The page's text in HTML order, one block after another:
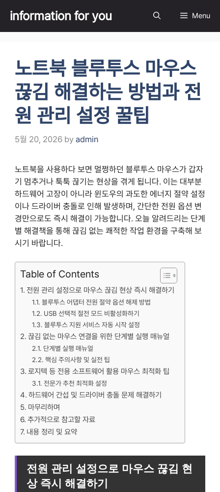
content
information for you Menu
노트북 블루투스 마우스
끊김 해결하는 방법과 전
원 관리 설정 꿀팁
5월 20, 2026 by admin
노트북을 사용하다 보면 멀쩡하던 블루투스 마우스가 갑자
기 멈추거나 툭툭 끊기는 현상을 겪게 됩니다. 이는 대부분
하드웨어 고장이 아니라 윈도우의 과도한 에너지 절약 설정
이나 드라이버 충돌로 인해 발생하며, 간단한 전원 옵션 변
경만으로도 즉시 해결이 가능합니다. 오늘 알려드리는 단계
별 해결책을 통해 끊김 없는 쾌적한 작업 환경을 구축해 보
시기 바랍니다.
Table of Contents
전원 관리 설정으로 마우스 끊김 현상 즉시 해결하기
블루투스 어댑터 전원 절약 옵션 해제 방법
USB 선택적 절전 모드 비활성화하기
블루투스 지원 서비스 자동 시작 설정
끊김 없는 마우스 연결을 위한 단계별 실행 매뉴얼
단계별 실행 매뉴얼
핵심 주의사항 및 실전 팁
로지텍 등 전용 소프트웨어 활용 마우스 최적화 팁
전문가 추천 최적화 설정
하드웨어 간섭 및 드라이버 충돌 문제 해결하기
마무리하며
추가적으로 참고할 자료
내용 정리 및 요약
전원 관리 설정으로 마우스 끊김 현
상 즉시 해결하기